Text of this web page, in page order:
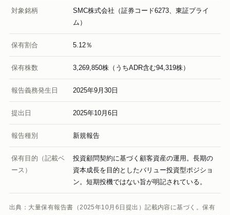
対象銘柄
SMC株式会社（証券コード6273、東証プライ
ム）
保有割合 5.12％
保有株数 3,269,850株（うちADR含む94,319株）
報告義務発生日 2025年9月30日
提出日 2025年10月6日
報告種別 新規報告
保有目的（記載ベ
ース）
投資顧問契約に基づく顧客資産の運用。長期の
資本成長を目的としたバリュー投資型ポジショ
ン。短期投機ではない旨が明記されている。
出典：大量保有報告書（2025年10月6日提出）記載内容に基づく。保有